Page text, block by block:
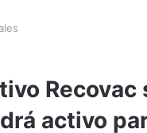
Recovac
activo